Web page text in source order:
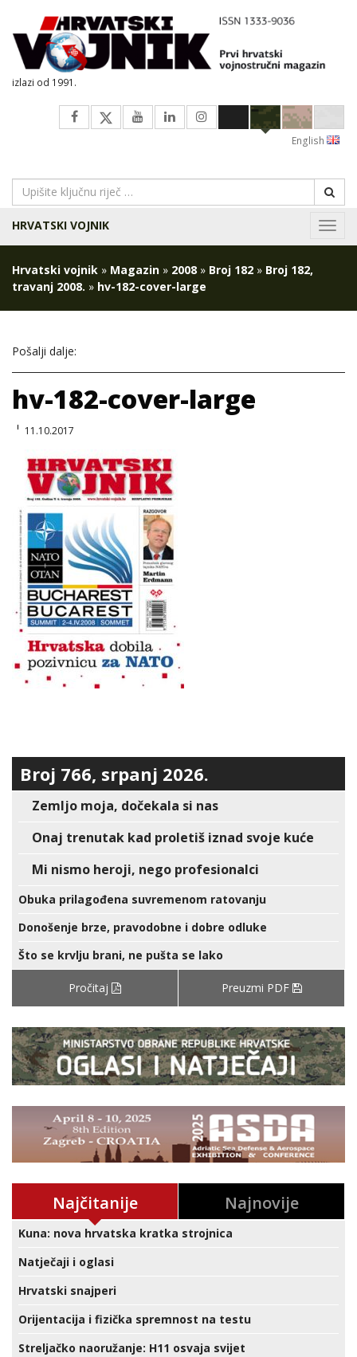
izlazi od 1991.
English
HRVATSKI VOJNIK
Hrvatski vojnik » Magazin » 2008 » Broj 182 » Broj 182,
travanj 2008. » hv-182-cover-large
Pošalji dalje:
hv-182-cover-large
11.10.2017
Broj 766, srpanj 2026.
Zemljo moja, dočekala si nas
Onaj trenutak kad proletiš iznad svoje kuće
Mi nismo heroji, nego profesionalci
Obuka prilagođena suvremenom ratovanju
Donošenje brze, pravodobne i dobre odluke
Što se krvlju brani, ne pušta se lako
Pročitaj Preuzmi PDF
Najčitanije Najnovije
Kuna: nova hrvatska kratka strojnica
Natječaji i oglasi
Hrvatski snajperi
Orijentacija i fizička spremnost na testu
Streljačko naoružanje: H11 osvaja svijet